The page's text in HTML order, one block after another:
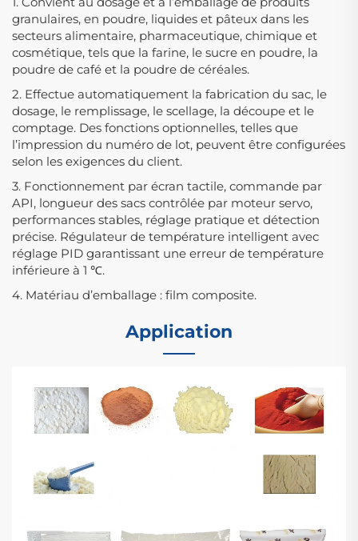
granulaires, en poudre, liquides et pâteux dans les
secteurs alimentaire, pharmaceutique, chimique et
cosmétique, tels que la farine, le sucre en poudre, la
poudre de café et la poudre de céréales.
2. Effectue automatiquement la fabrication du sac, le
dosage, le remplissage, le scellage, la découpe et le
comptage. Des fonctions optionnelles, telles que
l’impression du numéro de lot, peuvent être configurées
selon les exigences du client.
3. Fonctionnement par écran tactile, commande par
API, longueur des sacs contrôlée par moteur servo,
performances stables, réglage pratique et détection
précise. Régulateur de température intelligent avec
réglage PID garantissant une erreur de température
inférieure à 1 ℃.
4. Matériau d’emballage : film composite.
Application